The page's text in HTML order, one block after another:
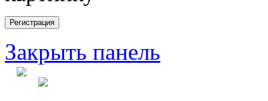
Закрыть панель